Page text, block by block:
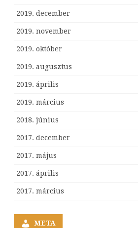
2019. december
2019. november
2019. október
2019. augusztus
2019. április
2019. március
2018. június
2017. december
2017. május
2017. április
2017. március
META